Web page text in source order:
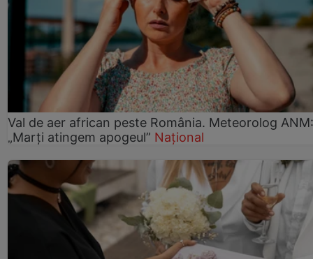
Val de aer african peste România. Meteorolog ANM:
„Marți atingem apogeul” Național